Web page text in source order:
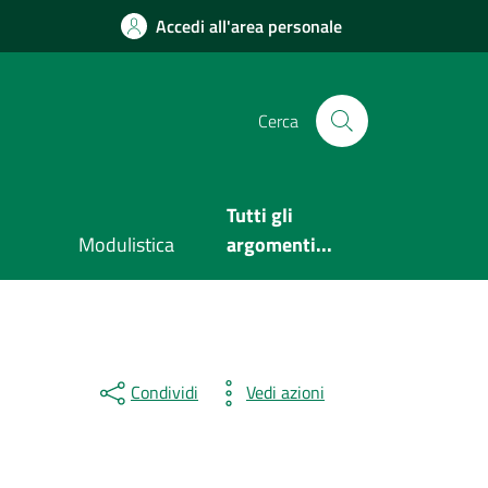
Accedi all'area personale
Cerca
Modulistica
Tutti gli
argomenti...
Condividi Vedi azioni